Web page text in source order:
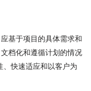
基于项目的具体需求和
档化和遵循计划的情况
、快速适应和以客户为